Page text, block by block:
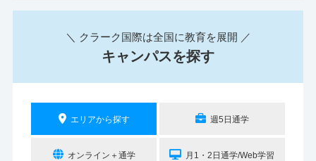
＼ クラーク国際は全国に教育を展開 ／
キャンパスを探す
エリアから探す 週5日通学
オンライン＋通学 月1・2日通学/Web学習